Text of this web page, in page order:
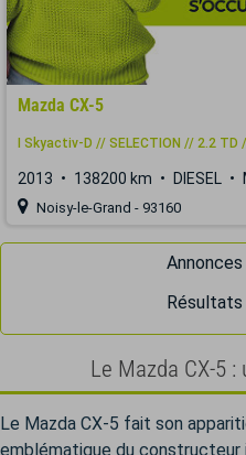
Mazda CX-5
I Skyactiv-D // SELECTION // 2.2 TD
2013 138200 km DIESEL
Noisy-le-Grand - 93160
Annonces
Résultats
Le Mazda CX-5
Le Mazda CX-5 fait son
emblématique du constructeur